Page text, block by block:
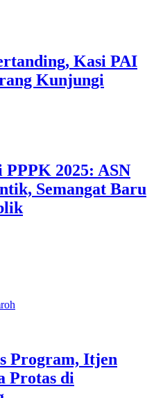
Kasi PAI
Kunjungi
2025: ASN
Semangat Baru
Program, Itjen
Protas di